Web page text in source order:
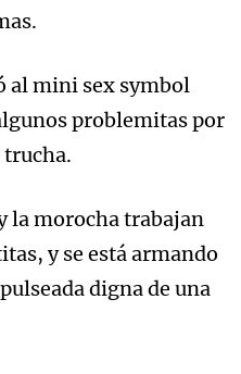
al mini sex symbol
problemitas por
la morocha trabajan
y se está armando
digna de una